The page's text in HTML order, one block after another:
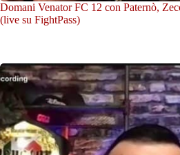
Domani Venator FC 12 con Paternò,
(live su FightPass)